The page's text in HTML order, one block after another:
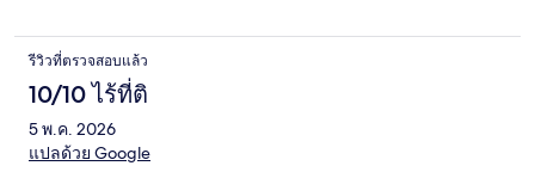
รีวิวที่ตรวจสอบแล้ว
10/10 ไร้ที่ติ
5 พ.ค. 2026
แปลด้วย Google